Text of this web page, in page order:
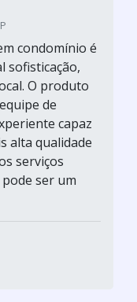
condomínio é
sofisticação,
O produto
de
capaz
alta qualidade
serviços
ser um